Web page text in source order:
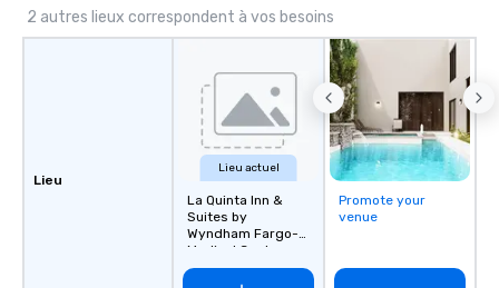
2 autres lieux correspondent à vos besoins
Lieu
Lieu actuel
La Quinta Inn &
Suites by
Wyndham Fargo-
Medical Center
Promote your
venue